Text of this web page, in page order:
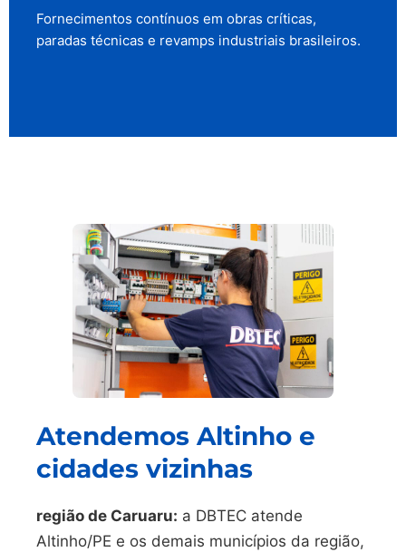
Fornecimentos contínuos em obras críticas,
paradas técnicas e revamps industriais brasileiros.
Atendemos Altinho e
cidades vizinhas
região de Caruaru: a DBTEC atende
Altinho/PE e os demais municípios da região,